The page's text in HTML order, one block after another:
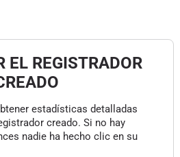
EL REGISTRADOR
estadísticas detalladas
creado. Si no hay
nadie ha hecho clic en su